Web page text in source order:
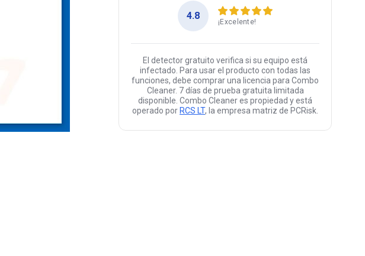
4.8
¡Excelente!
El detector gratuito verifica si su equipo está
infectado. Para usar el producto con todas las
funciones, debe comprar una licencia para Combo
Cleaner. 7 días de prueba gratuita limitada
disponible. Combo Cleaner es propiedad y está
operado por RCS LT, la empresa matriz de PCRisk.